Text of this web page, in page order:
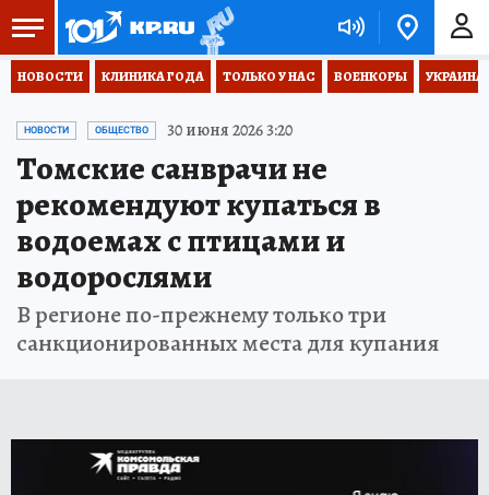
НОВОСТИ КЛИНИКА ГОДА ТОЛЬКО У НАС ВОЕНКОРЫ
НОВОСТИ ОБЩЕСТВО 30 июня 2026 3:20
Томские санврачи не
рекомендуют купаться в
водоемах с птицами и
водорослями
В регионе по-прежнему только три
санкционированных места для купания